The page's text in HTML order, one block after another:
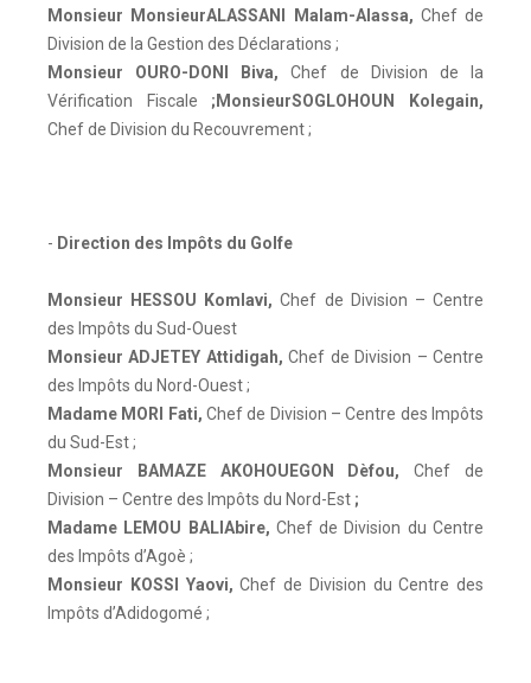
Monsieur MonsieurALASSANI Malam-Alassa, Chef de
Division de la Gestion des Déclarations ;
Monsieur OURO-DONI Biva, Chef de Division de la
Vérification Fiscale ;MonsieurSOGLOHOUN Kolegain,
Chef de Division du Recouvrement ;
- Direction des Impôts du Golfe
Monsieur HESSOU Komlavi, Chef de Division – Centre
des Impôts du Sud-Ouest
Monsieur ADJETEY Attidigah, Chef de Division – Centre
des Impôts du Nord-Ouest ;
Madame MORI Fati, Chef de Division – Centre des Impôts
du Sud-Est ;
Monsieur BAMAZE AKOHOUEGON Dèfou, Chef de
Division – Centre des Impôts du Nord-Est ;
Madame LEMOU BALIAbire, Chef de Division du Centre
des Impôts d’Agoè ;
Monsieur KOSSI Yaovi, Chef de Division du Centre des
Impôts d’Adidogomé ;